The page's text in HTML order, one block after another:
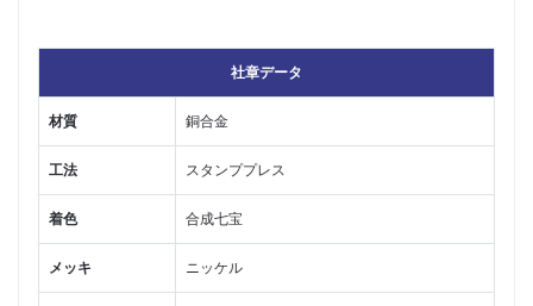
社章データ
材質 銅合金
工法 スタンププレス
着色 合成七宝
メッキ ニッケル